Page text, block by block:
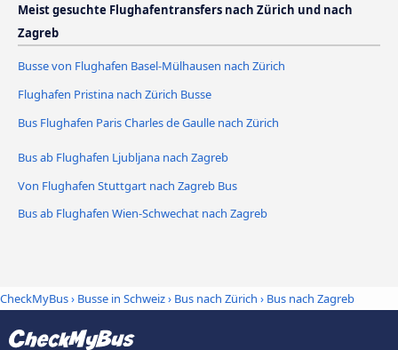
Meist gesuchte Flughafentransfers nach Zürich und nach
Zagreb
Busse von Flughafen Basel-Mülhausen nach Zürich
Flughafen Pristina nach Zürich Busse
Bus Flughafen Paris Charles de Gaulle nach Zürich
Bus ab Flughafen Ljubljana nach Zagreb
Von Flughafen Stuttgart nach Zagreb Bus
Bus ab Flughafen Wien-Schwechat nach Zagreb
CheckMyBus› Busse in Schweiz› Bus nach Zürich › Bus nach Zagreb